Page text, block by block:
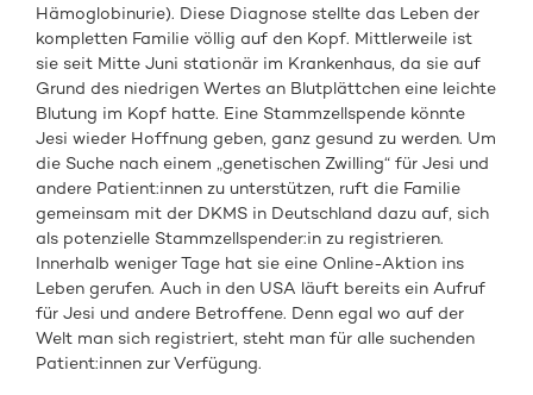
Hämoglobinurie). Diese Diagnose stellte das Leben der
kompletten Familie völlig auf den Kopf. Mittlerweile ist
sie seit Mitte Juni stationär im Krankenhaus, da sie auf
Grund des niedrigen Wertes an Blutplättchen eine leichte
Blutung im Kopf hatte. Eine Stammzellspende könnte
Jesi wieder Hoffnung geben, ganz gesund zu werden. Um
die Suche nach einem „genetischen Zwilling“ für Jesi und
andere Patient:innen zu unterstützen, ruft die Familie
gemeinsam mit der DKMS in Deutschland dazu auf, sich
als potenzielle Stammzellspender:in zu registrieren.
Innerhalb weniger Tage hat sie eine Online-Aktion ins
Leben gerufen. Auch in den USA läuft bereits ein Aufruf
für Jesi und andere Betroffene. Denn egal wo auf der
Welt man sich registriert, steht man für alle suchenden
Patient:innen zur Verfügung.